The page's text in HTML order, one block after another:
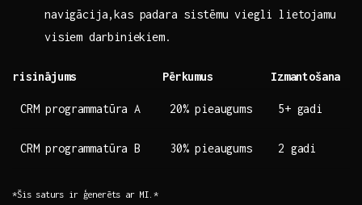
navigācija,kas padara sistēmu viegli ‍lietojamu
visiem ⁣darbiniekiem.
risinājums Pērkumus Izmantošana
CRM‌ programmatūra A 20%⁢ pieaugums 5+ gadi
CRM programmatūra B 30% ⁢pieaugums 2‌ gadi
*Šis saturs ir ģenerēts⁢ ar⁤ MI.*